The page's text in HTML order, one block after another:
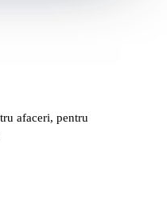
afaceri, pentru